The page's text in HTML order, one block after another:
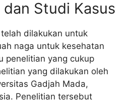
Studi Kasus
dilakukan untuk
naga untuk kesehatan
penelitian yang cukup
yang dilakukan oleh
Gadjah Mada,
Penelitian tersebut